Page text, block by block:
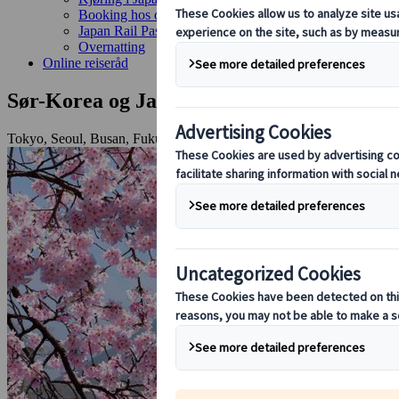
Booking hos oss
Japan Rail Pass
Overnatting
Online reiseråd
Sør-Korea og Japan: Storbyer og
Tokyo, Seoul, Busan, Fukuoka, Kyoto, Gyeongju, Nara, Hiroshima